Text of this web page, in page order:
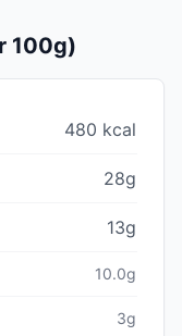
100g)
480 kcal
28g
13g
10.0g
3g